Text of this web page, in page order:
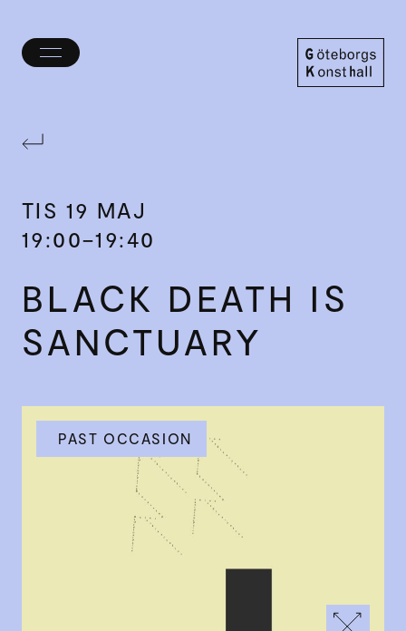
Öppna/stäng
TIS 19 MAJ
19:00–19:40
BLACK DEATH IS
SANCTUARY
PAST OCCASION